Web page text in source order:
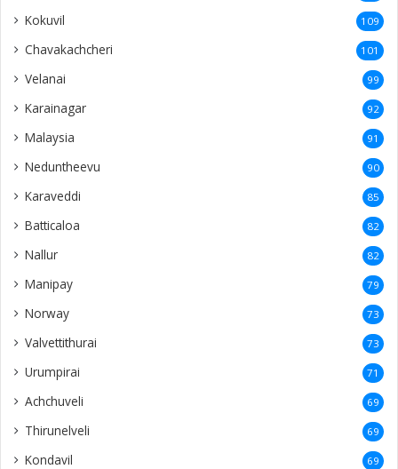
Kokuvil 109
Chavakachcheri 101
Velanai 99
Karainagar 92
Malaysia 91
Neduntheevu 90
Karaveddi 85
Batticaloa 82
Nallur 82
Manipay 79
Norway 73
Valvettithurai 73
Urumpirai 71
Achchuveli 69
Thirunelveli 69
Kondavil 69